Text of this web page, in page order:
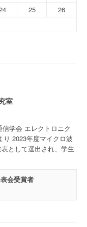
25
26
室
学会 エレクトロニク
り 2023年度マイクロ波
として選出され、学生
会受賞者